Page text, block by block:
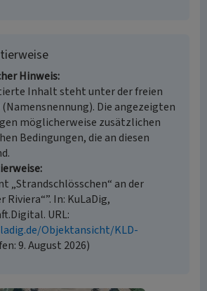
Hinweis
Inhalt steht unter der freien
(Namensnennung). Die angezeigten
möglicherweise zusätzlichen
Bedingungen, die an diesen
„Strandschlösschen“ an der
Riviera“”. In: KuLaDig,
URL:
Objektansicht/KLD-
9. August 2026)